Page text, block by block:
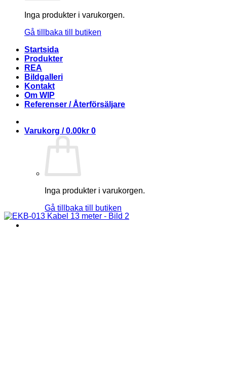
Inga produkter i varukorgen.
Gå tillbaka till butiken
Startsida
Produkter
REA
Bildgalleri
Kontakt
Om WIP
Referenser / Återförsäljare
Varukorg /0.00kr 0
Inga produkter i varukorgen.
Gå tillbaka till butiken